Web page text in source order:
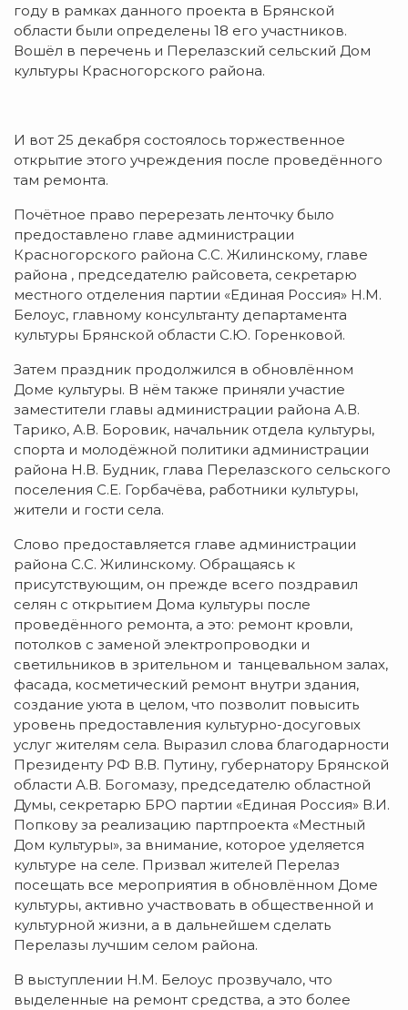
году в рамках данного проекта в Брянской
области были определены 18 его участников.
Вошёл в перечень и Перелазский сельский Дом
культуры Красногорского района.
И вот 25 декабря состоялось торжественное
открытие этого учреждения после проведённого
там ремонта.
Почётное право перерезать ленточку было
предоставлено главе администрации
Красногорского района С.С. Жилинскому, главе
района , председателю райсовета, секретарю
местного отделения партии «Единая Россия» Н.М.
Белоус, главному консультанту департамента
культуры Брянской области С.Ю. Горенковой.
Затем праздник продолжился в обновлённом
Доме культуры. В нём также приняли участие
заместители главы администрации района А.В.
Тарико, А.В. Боровик, начальник отдела культуры,
спорта и молодёжной политики администрации
района Н.В. Будник, глава Перелазского сельского
поселения С.Е. Горбачёва, работники культуры,
жители и гости села.
Слово предоставляется главе администрации
района С.С. Жилинскому. Обращаясь к
присутствующим, он прежде всего поздравил
селян с открытием Дома культуры после
проведённого ремонта, а это: ремонт кровли,
потолков с заменой электропроводки и
светильников в зрительном и танцевальном залах,
фасада, косметический ремонт внутри здания,
создание уюта в целом, что позволит повысить
уровень предоставления культурно-досуговых
услуг жителям села. Выразил слова благодарности
Президенту РФ В.В. Путину, губернатору Брянской
области А.В. Богомазу, председателю областной
Думы, секретарю БРО партии «Единая Россия» В.И.
Попкову за реализацию партпроекта «Местный
Дом культуры», за внимание, которое уделяется
культуре на селе. Призвал жителей Перелаз
посещать все мероприятия в обновлённом Доме
культуры, активно участвовать в общественной и
культурной жизни, а в дальнейшем сделать
Перелазы лучшим селом района.
В выступлении Н.М. Белоус прозвучало, что
выделенные на ремонт средства, а это более